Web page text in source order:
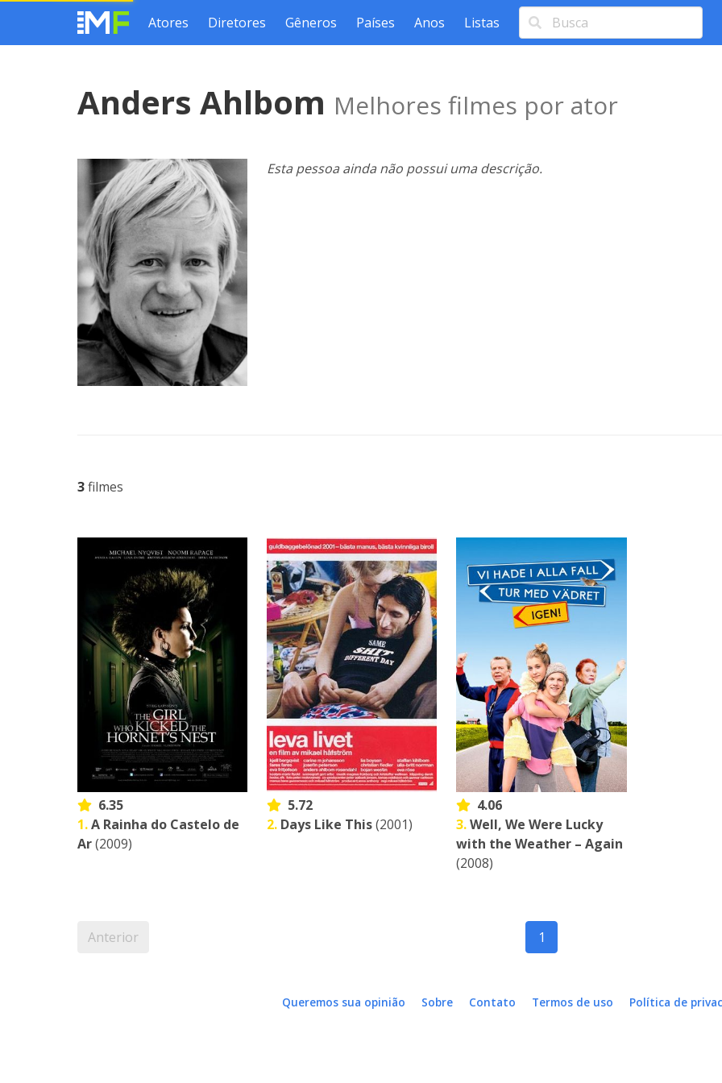
Atores Diretores Gêneros Países Anos Listas
Anders Ahlbom Melhores filmes por ator
Esta pessoa ainda não possui uma descrição.
3filmes
6.35
1.A Rainha do Castelo de
Ar(2009)
5.72
2. Days Like This(2001)
4.06
3.Well, We Were Lucky
with the Weather – Again
(2008)
Anterior 1
Queremos sua opinião Sobre Contato Termos de uso Política de